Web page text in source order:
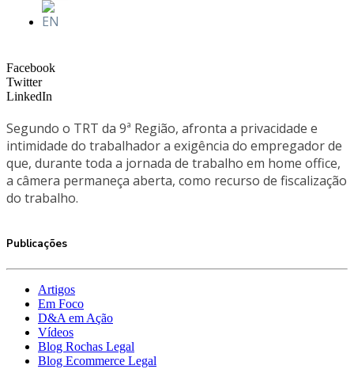
Facebook
Twitter
LinkedIn
Segundo o TRT da 9ª Região, afronta a privacidade e
intimidade do trabalhador a exigência do empregador de
que, durante toda a jornada de trabalho em home office,
a câmera permaneça aberta, como recurso de fiscalização
do trabalho.
Publicações
Artigos
Em Foco
D&A em Ação
Vídeos
Blog Rochas Legal
Blog Ecommerce Legal